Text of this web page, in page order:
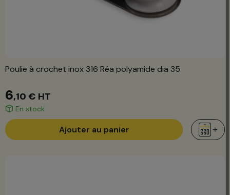
Poulie à crochet inox 316 Réa polyamide dia 35
6,10 € HT
En stock
Ajouter au panier